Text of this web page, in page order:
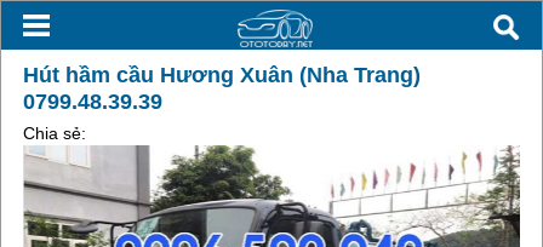
Hút hầm cầu Hương Xuân (Nha Trang)
0799.48.39.39
Chia sẻ: